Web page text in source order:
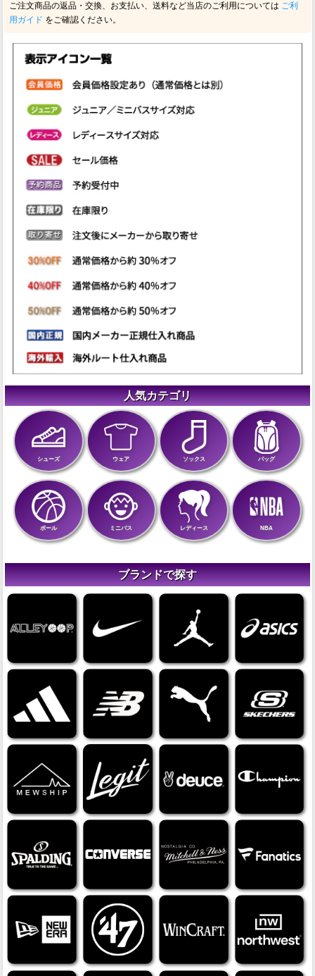
ご注文商品の返品・交換、お支払い、送料など当店のご利用については ご利
用ガイド をご確認ください。
人気カテゴリ
シューズ ウェア ソックス バッグ
ボール ミニバス レディース NBA
ブランドで探す